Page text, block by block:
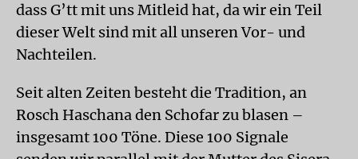
dass G’tt mit uns Mitleid hat, da wir ein Teil
dieser Welt sind mit all unseren Vor- und
Nachteilen.
Seit alten Zeiten besteht die Tradition, an
Rosch Haschana den Schofar zu blasen –
insgesamt 100 Töne. Diese 100 Signale